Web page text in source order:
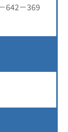
642－369